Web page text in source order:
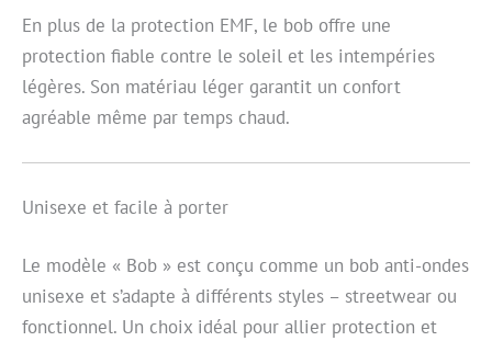
En plus de la protection EMF, le bob offre une
protection fiable contre le soleil et les intempéries
légères. Son matériau léger garantit un confort
agréable même par temps chaud.
Unisexe et facile à porter
Le modèle « Bob » est conçu comme un bob anti-ondes
unisexe et s’adapte à différents styles – streetwear ou
fonctionnel. Un choix idéal pour allier protection et